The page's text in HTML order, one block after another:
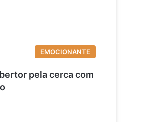
EMOCIONANTE
pela cerca com